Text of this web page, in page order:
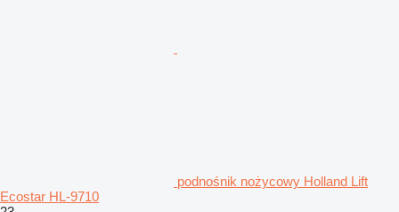
podnośnik nożycowy Holland Lift
Ecostar HL-9710